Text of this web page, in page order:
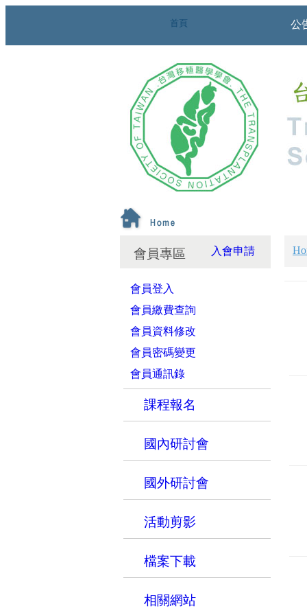
首頁 公
會員專區 入會申請
會員登入
會員繳費查詢
會員資料修改
會員密碼變更
會員通訊錄
課程報名
國內研討會
國外研討會
活動剪影
檔案下載
相關網站